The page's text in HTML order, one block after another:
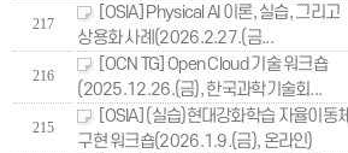
217
[OSIA] Physical AI 이론, 실습, 그리고
상용화 사례(2026.2.27.(금...
216
[OCN TG] Open Cloud 기술 워크숍
(2025.12.26.(금), 한국과학기술회...
215
[OSIA] (실습)현대강화학습 자율이동체
구현 워크숍(2026.1.9.(금), 온라인)